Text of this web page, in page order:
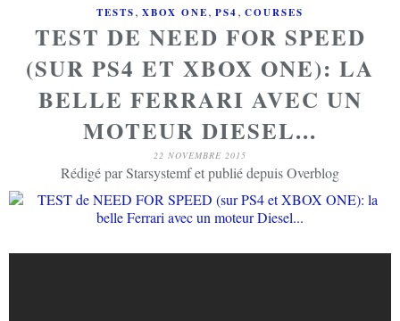
TESTS, XBOX ONE, PS4, COURSES
TEST DE NEED FOR SPEED
(SUR PS4 ET XBOX ONE): LA
BELLE FERRARI AVEC UN
MOTEUR DIESEL...
22 NOVEMBRE 2015
Rédigé par Starsystemf et publié depuis Overblog